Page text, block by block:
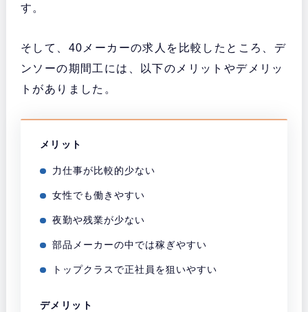
す。
そして、40メーカーの求人を比較したところ、デ
ンソーの期間工には、以下のメリットやデメリッ
トがありました。
メリット
力仕事が比較的少ない
女性でも働きやすい
夜勤や残業が少ない
部品メーカーの中では稼ぎやすい
トップクラスで正社員を狙いやすい
デメリット